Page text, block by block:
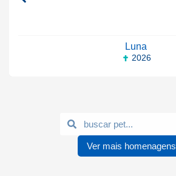
Luna
2026
Ver mais homenagens